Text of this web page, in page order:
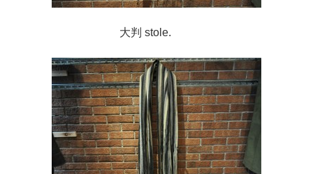
大判 stole.